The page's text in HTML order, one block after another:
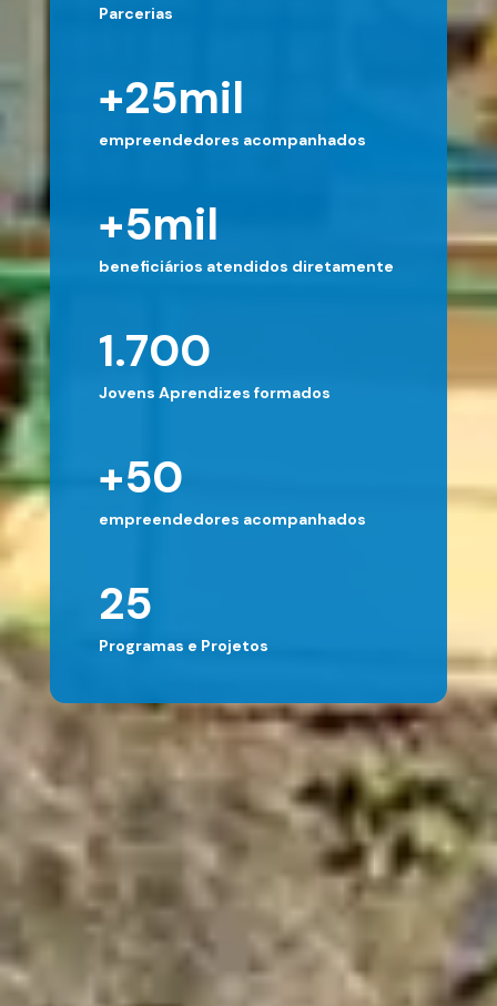
Parcerias
empreendedores acompanhados
+25mil
beneficiários atendidos diretamente
+5mil
Jovens Aprendizes formados
1.700
empreendedores acompanhados
+50
Programas e Projetos
25